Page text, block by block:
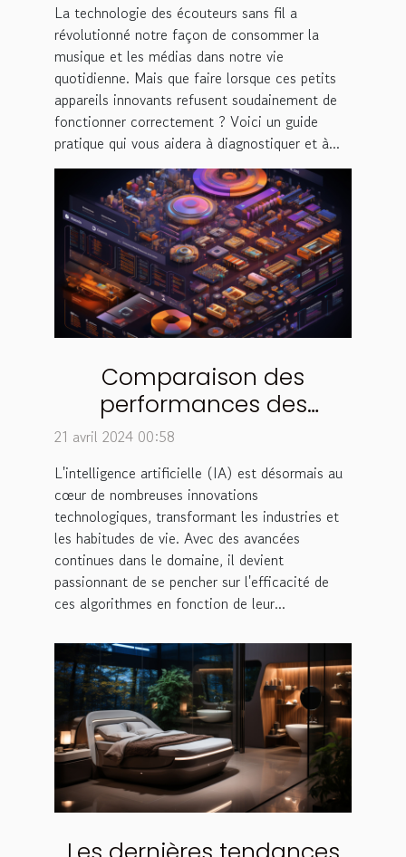
La technologie des écouteurs sans fil a
révolutionné notre façon de consommer la
musique et les médias dans notre vie
quotidienne. Mais que faire lorsque ces petits
appareils innovants refusent soudainement de
fonctionner correctement ? Voici un guide
pratique qui vous aidera à diagnostiquer et à...
Comparaison des
performances des
algorithmes d'IA sur
différentes plateformes
hardware
21 avril 2024 00:58
L'intelligence artificielle (IA) est désormais au
cœur de nombreuses innovations
technologiques, transformant les industries et
les habitudes de vie. Avec des avancées
continues dans le domaine, il devient
passionnant de se pencher sur l'efficacité de
ces algorithmes en fonction de leur...